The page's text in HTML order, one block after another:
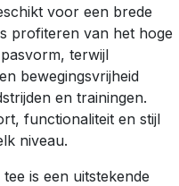
voor een brede
profiteren van het hoge
terwijl
bewegingsvrijheid
en trainingen.
functionaliteit en stijl
niveau.
is een uitstekende